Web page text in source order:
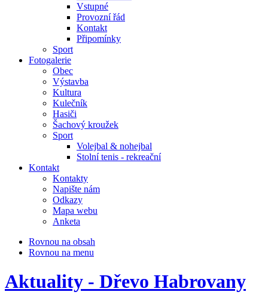
Vstupné
Provozní řád
Kontakt
Připomínky
Sport
Fotogalerie
Obec
Výstavba
Kultura
Kulečník
Hasiči
Šachový kroužek
Sport
Volejbal & nohejbal
Stolní tenis - rekreační
Kontakt
Kontakty
Napište nám
Odkazy
Mapa webu
Anketa
Rovnou na obsah
Rovnou na menu
Aktuality - Dřevo Habrovany